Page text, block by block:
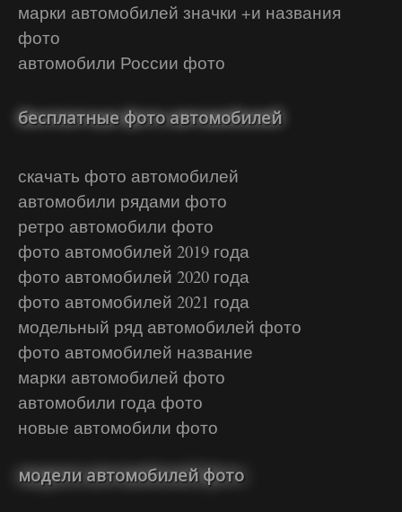
марки автомобилей значки +и названия
фото
автомобили России фото
бесплатные фото автомобилей
скачать фото автомобилей
автомобили рядами фото
ретро автомобили фото
фото автомобилей 2019 года
фото автомобилей 2020 года
фото автомобилей 2021 года
модельный ряд автомобилей фото
фото автомобилей название
марки автомобилей фото
автомобили года фото
новые автомобили фото
модели автомобилей фото